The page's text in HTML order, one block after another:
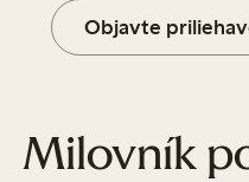
Objavte
Milovník